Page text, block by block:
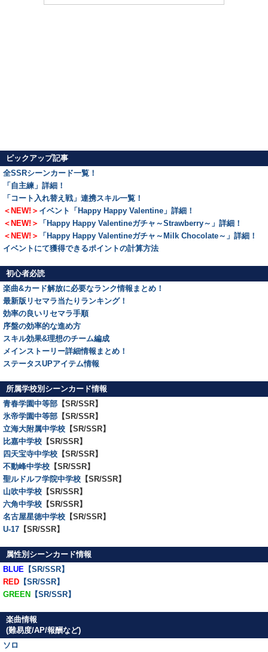
ピックアップ記事
全SSRシーンカード一覧！
「自主練」詳細！
「コート入れ替え戦」連携スキル一覧！
＜NEW!＞ イベント「Happy Happy Valentine」詳細！
＜NEW!＞
「Happy Happy Valentineガチャ～Strawberry～」詳細！
＜NEW!＞
「Happy Happy Valentineガチャ～Milk Chocolate～」詳細！
イベントにて獲得できるポイントの計算方法
初心者必読
楽曲&カード解放に必要なランク情報まとめ！
最新版リセマラ当たりランキング！
効率の良いリセマラ手順
序盤の効率的な進め方
スキル効果&理想のチーム編成
メインストーリー詳細情報まとめ！
ステータスUPアイテム情報
所属学校別シーンカード情報
青春学園中等部 【SR/SSR】
氷帝学園中等部 【SR/SSR】
立海大附属中学校 【SR/SSR】
比嘉中学校 【SR/SSR】
四天宝寺中学校 【SR/SSR】
不動峰中学校 【SR/SSR】
聖ルドルフ学院中学校 【SR/SSR】
山吹中学校 【SR/SSR】
六角中学校 【SR/SSR】
名古屋星徳中学校 【SR/SSR】
U-17 【SR/SSR】
属性別シーンカード情報
BLUE 【SR/SSR】
RED 【SR/SSR】
GREEN 【SR/SSR】
楽曲情報
(難易度/AP/報酬など)
ソロ